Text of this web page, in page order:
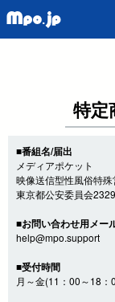
特定
■番組名/届出
メディアポケット
映像送信型性風俗特
東京都公安委員会
■お問い合わせ用メー
help@mpo.support
■受付時間
月～金(11：00～18：